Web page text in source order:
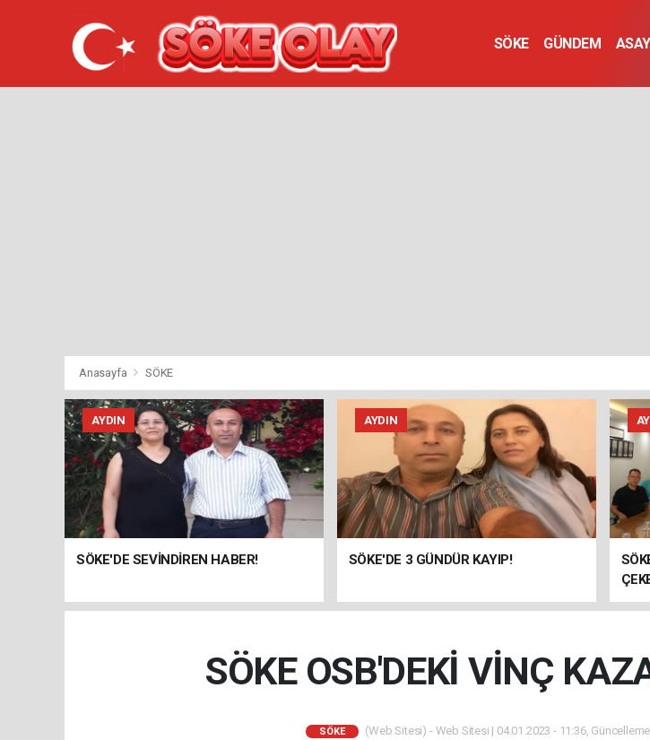
SÖKE GÜNDEM
Anasayfa SÖKE
AYDIN
SÖKE'DE SEVİNDİREN HABER!
AYDIN
SÖKE'DE 3 GÜNDÜR KAYIP!
SÖKE OSB'DEKİ VİNÇ
SÖKE (Web Sitesi) - Web Sitesi | 04.01.2023 - 11:36,